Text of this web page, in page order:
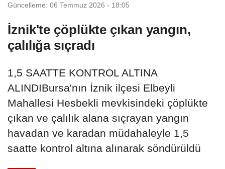
Güncelleme: 06 Temmuz 2026 - 18:05
İznik'te çöplükte çıkan yangın,
çalılığa sıçradı
1,5 SAATTE KONTROL ALTINA
ALINDIBursa'nın İznik ilçesi Elbeyli
Mahallesi Hesbekli mevkisindeki çöplükte
çıkan ve çalılık alana sıçrayan yangın
havadan ve karadan müdahaleyle 1,5
saatte kontrol altına alınarak söndürüldü